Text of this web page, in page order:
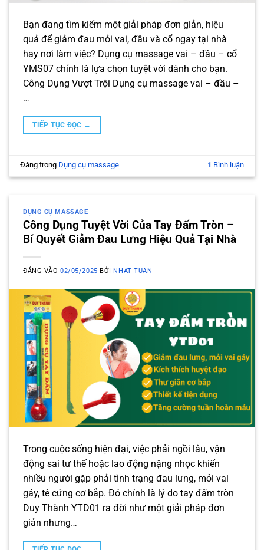
Bạn đang tìm kiếm một giải pháp đơn giản, hiệu
quả để giảm đau mỏi vai, đầu và cổ ngay tại nhà
hay nơi làm việc? Dụng cụ massage vai – đầu – cổ
YMS07 chính là lựa chọn tuyệt vời dành cho bạn.
Công Dụng Vượt Trội Dụng cụ massage vai – đầu –
…
TIẾP TỤC ĐỌC →
Đăng trong Dụng cụ massage 1 Bình luận
DỤNG CỤ MASSAGE
Công Dụng Tuyệt Vời Của Tay Đấm Tròn –
Bí Quyết Giảm Đau Lưng Hiệu Quả Tại Nhà
ĐĂNG VÀO02/05/2025 BỞI NHAT TUAN
Trong cuộc sống hiện đại, việc phải ngồi lâu, vận
động sai tư thế hoặc lao động nặng nhọc khiến
nhiều người gặp phải tình trạng đau lưng, mỏi vai
gáy, tê cứng cơ bắp. Đó chính là lý do tay đấm tròn
Duy Thành YTD01 ra đời như một giải pháp đơn
giản nhưng…